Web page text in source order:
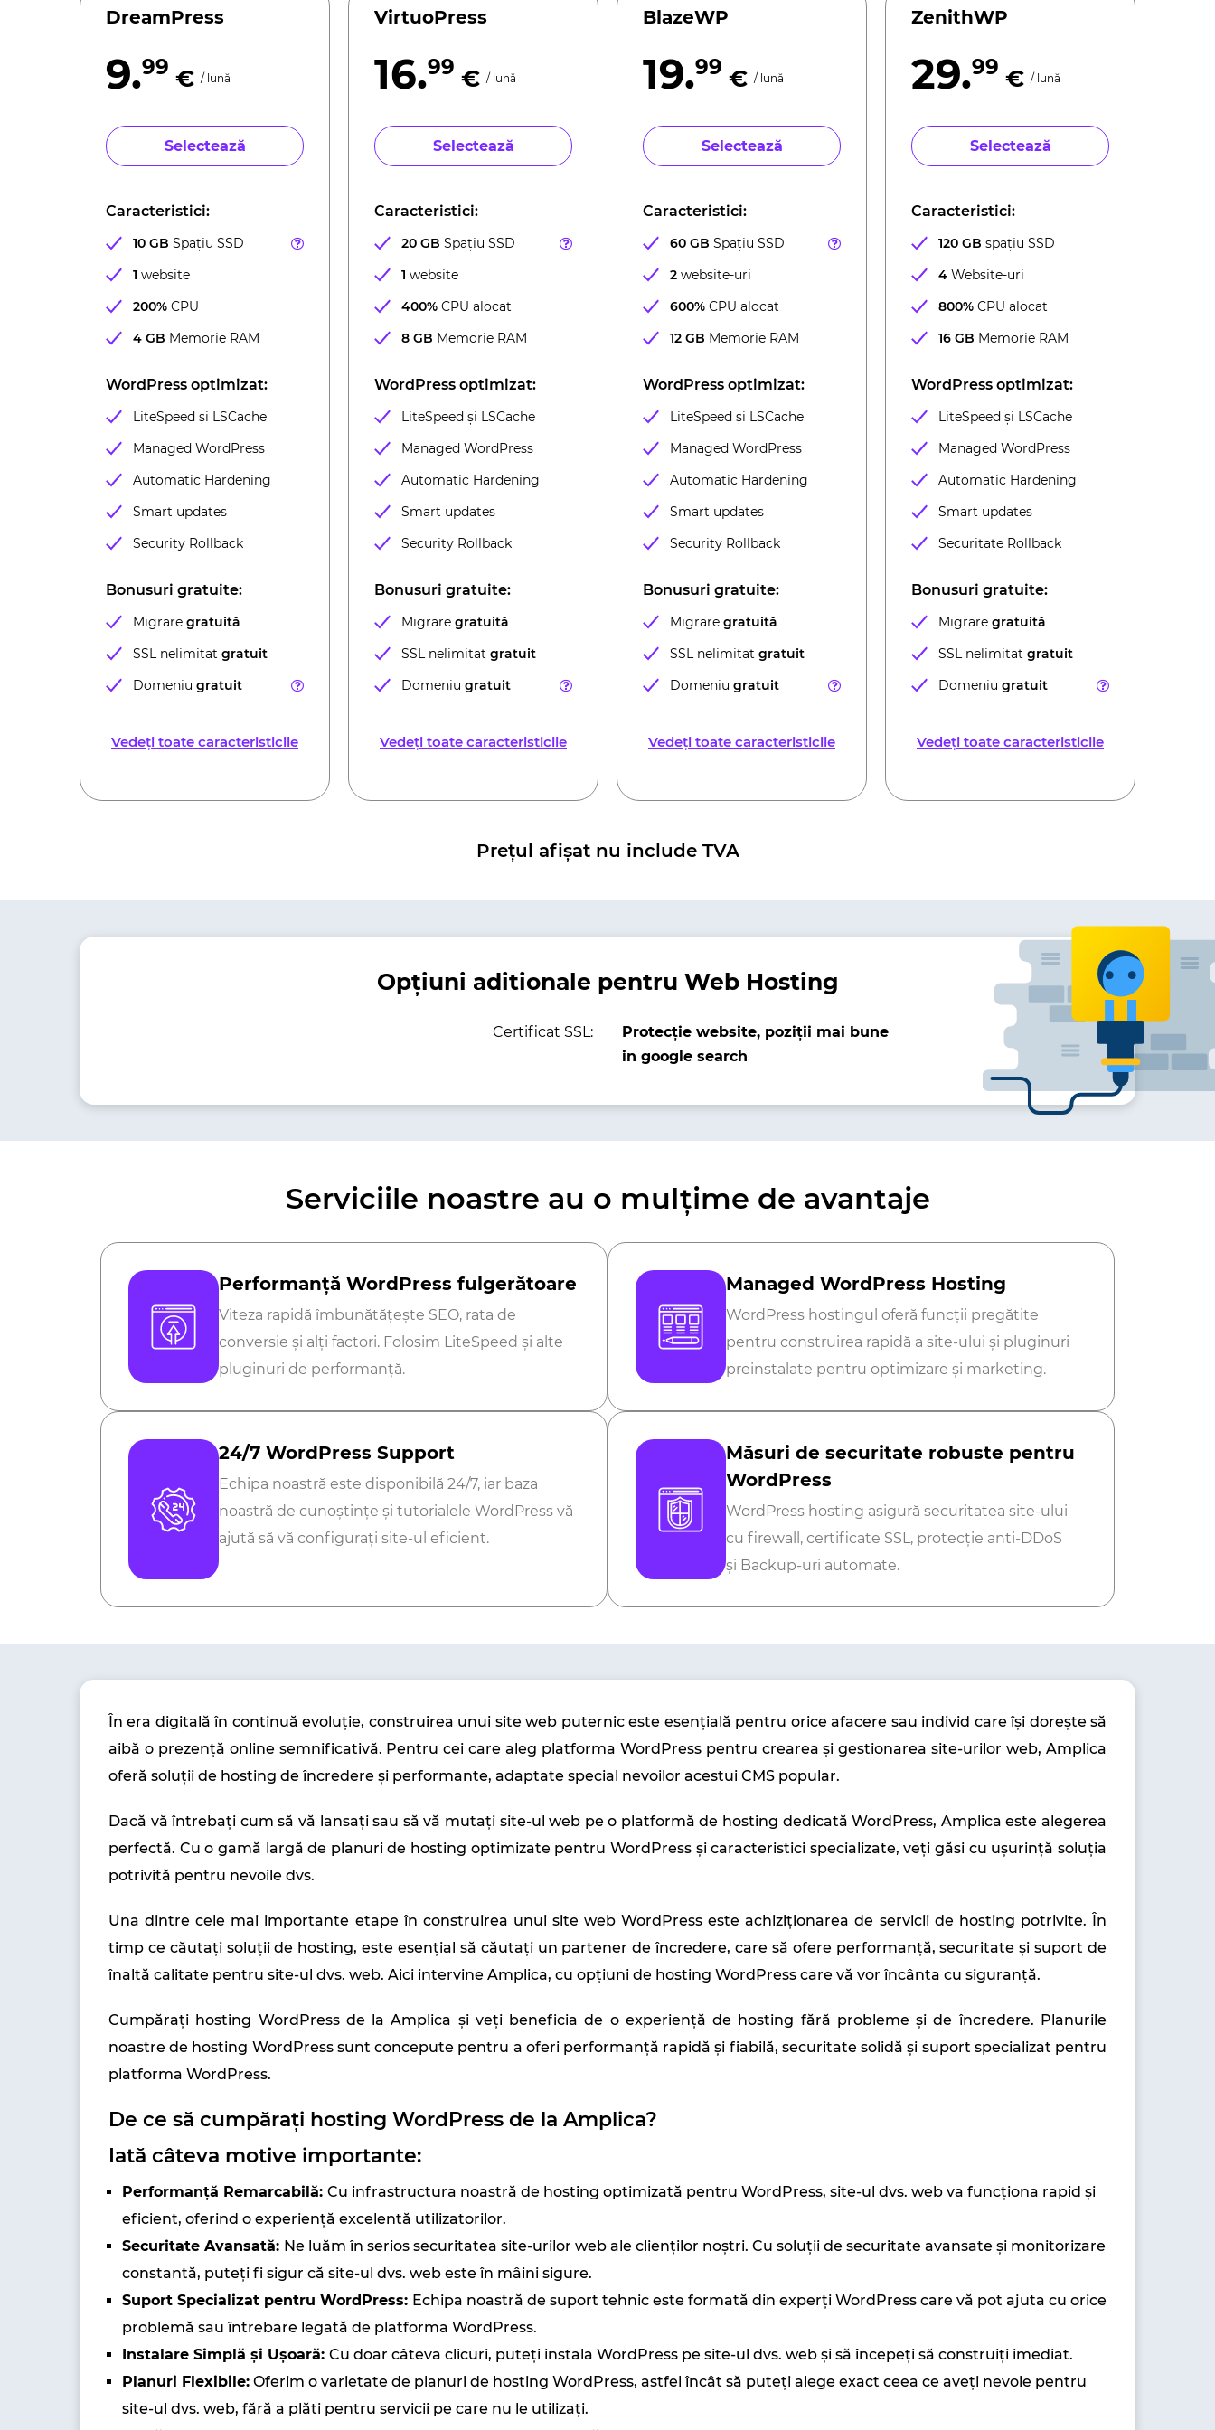
DreamPress
9.99 €/ lună
Selectează
Caracteristici:
10 GB Spațiu SSD
1 website
200% CPU
4 GB Memorie RAM
WordPress optimizat:
LiteSpeed ​​și LSCache
Managed WordPress
Automatic Hardening
Smart updates
Security Rollback
Bonusuri gratuite:
Migrare gratuită
SSL nelimitat gratuit
Domeniu gratuit
Vedeți toate caracteristicile
VirtuoPress
16.99 €/ lună
Selectează
Caracteristici:
20 GB Spațiu SSD
1 website
400% CPU alocat
8 GB Memorie RAM
WordPress optimizat:
LiteSpeed ​​și LSCache
Managed WordPress
Automatic Hardening
Smart updates
Security Rollback
Bonusuri gratuite:
Migrare gratuită
SSL nelimitat gratuit
Domeniu gratuit
Vedeți toate caracteristicile
BlazeWP
19.99 €/ lună
Selectează
Caracteristici:
60 GB Spațiu SSD
2 website-uri
600% CPU alocat
12 GB Memorie RAM
WordPress optimizat:
LiteSpeed ​​și LSCache
Managed WordPress
Automatic Hardening
Smart updates
Security Rollback
Bonusuri gratuite:
Migrare gratuită
SSL nelimitat gratuit
Domeniu gratuit
Vedeți toate caracteristicile
ZenithWP
29.99 €/ lună
Selectează
Caracteristici:
120 GB spațiu SSD
4 Website-uri
800% CPU alocat
16 GB Memorie RAM
WordPress optimizat:
LiteSpeed ​​și LSCache
Managed WordPress
Automatic Hardening
Smart updates
Securitate Rollback
Bonusuri gratuite:
Migrare gratuită
SSL nelimitat gratuit
Domeniu gratuit
Vedeți toate caracteristicile
Prețul afișat nu include TVA
Opțiuni aditionale pentru Web Hosting
Certificat SSL:
Protecție website, poziții mai bune
in google search
Serviciile noastre au o mulțime de avantaje
Performanță WordPress fulgerătoare
Viteza rapidă îmbunătățește SEO, rata de
conversie și alți factori. Folosim LiteSpeed și alte
pluginuri de performanță.
Managed WordPress Hosting
WordPress hostingul oferă funcții pregătite
pentru construirea rapidă a site-ului și pluginuri
preinstalate pentru optimizare și marketing.
24/7 WordPress Support
Echipa noastră este disponibilă 24/7, iar baza
noastră de cunoștințe și tutorialele WordPress vă
ajută să vă configurați site-ul eficient.
Măsuri de securitate robuste pentru
WordPress
WordPress hosting asigură securitatea site-ului
cu firewall, certificate SSL, protecție anti-DDoS
și Backup-uri automate.
În era digitală în continuă evoluție, construirea unui site web puternic este esențială pentru orice afacere sau individ care își dorește să
aibă o prezență online semnificativă. Pentru cei care aleg platforma WordPress pentru crearea și gestionarea site-urilor web, Amplica
oferă soluții de hosting de încredere și performante, adaptate special nevoilor acestui CMS popular.
Dacă vă întrebați cum să vă lansați sau să vă mutați site-ul web pe o platformă de hosting dedicată WordPress, Amplica este alegerea
perfectă. Cu o gamă largă de planuri de hosting optimizate pentru WordPress și caracteristici specializate, veți găsi cu ușurință soluția
potrivită pentru nevoile dvs.
Una dintre cele mai importante etape în construirea unui site web WordPress este achiziționarea de servicii de hosting potrivite. În
timp ce căutați soluții de hosting, este esențial să căutați un partener de încredere, care să ofere performanță, securitate și suport de
înaltă calitate pentru site-ul dvs. web. Aici intervine Amplica, cu opțiuni de hosting WordPress care vă vor încânta cu siguranță.
Cumpărați hosting WordPress de la Amplica și veți beneficia de o experiență de hosting fără probleme și de încredere. Planurile
noastre de hosting WordPress sunt concepute pentru a oferi performanță rapidă și fiabilă, securitate solidă și suport specializat pentru
platforma WordPress.
De ce să cumpărați hosting WordPress de la Amplica?
Iată câteva motive importante:
Performanță Remarcabilă: Cu infrastructura noastră de hosting optimizată pentru WordPress, site-ul dvs. web va funcționa rapid și
eficient, oferind o experiență excelentă utilizatorilor.
Securitate Avansată: Ne luăm în serios securitatea site-urilor web ale clienților noștri. Cu soluții de securitate avansate și monitorizare
constantă, puteți fi sigur că site-ul dvs. web este în mâini sigure.
Suport Specializat pentru WordPress: Echipa noastră de suport tehnic este formată din experți WordPress care vă pot ajuta cu orice
problemă sau întrebare legată de platforma WordPress.
Instalare Simplă și Ușoară: Cu doar câteva clicuri, puteți instala WordPress pe site-ul dvs. web și să începeți să construiți imediat.
Planuri Flexibile: Oferim o varietate de planuri de hosting WordPress, astfel încât să puteți alege exact ceea ce aveți nevoie pentru
site-ul dvs. web, fără a plăti pentru servicii pe care nu le utilizați.